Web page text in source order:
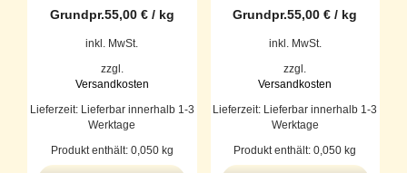
Grundpr.55,00 €/ kg
inkl. MwSt.
zzgl.
Versandkosten
Lieferzeit: Lieferbar innerhalb 1-3
Werktage
Produkt enthält: 0,050 kg
Grundpr.55,00€ / kg
inkl. MwSt.
zzgl.
Versandkosten
Lieferzeit: Lieferbar innerhalb 1-3
Werktage
Produkt enthält: 0,050 kg